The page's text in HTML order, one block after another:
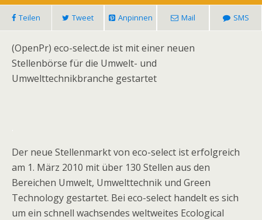
Teilen Tweet Anpinnen Mail SMS
(OpenPr) eco-select.de ist mit einer neuen
Stellenbörse für die Umwelt- und
Umwelttechnikbranche gestartet
Der neue Stellenmarkt von eco-select ist erfolgreich
am 1. März 2010 mit über 130 Stellen aus den
Bereichen Umwelt, Umwelttechnik und Green
Technology gestartet. Bei eco-select handelt es sich
um ein schnell wachsendes weltweites Ecological